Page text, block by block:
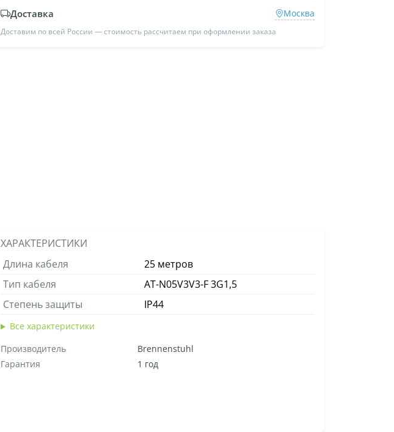
Доставка Москва
Доставим по всей России — стоимость рассчитаем при оформлении заказа
ХАРАКТЕРИСТИКИ
Длина кабеля
25 метров
Тип кабеля
AT-N05V3V3-F 3G1,5
Степень защиты
IP44
Все характеристики
Производитель
Brennenstuhl
Гарантия
1 год